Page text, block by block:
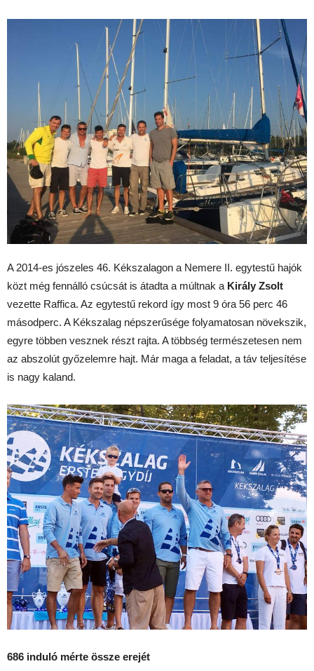
A 2014-es jószeles 46. Kékszalagon a Nemere II. egytestű hajók
közt még fennálló csúcsát is átadta a múltnak a Király Zsolt
vezette Raffica. Az egytestű rekord így most 9 óra 56 perc 46
másodperc. A Kékszalag népszerűsége folyamatosan növekszik,
egyre többen vesznek részt rajta. A többség természetesen nem
az abszolút győzelemre hajt. Már maga a feladat, a táv teljesítése
is nagy kaland.
686 induló mérte össze erejét